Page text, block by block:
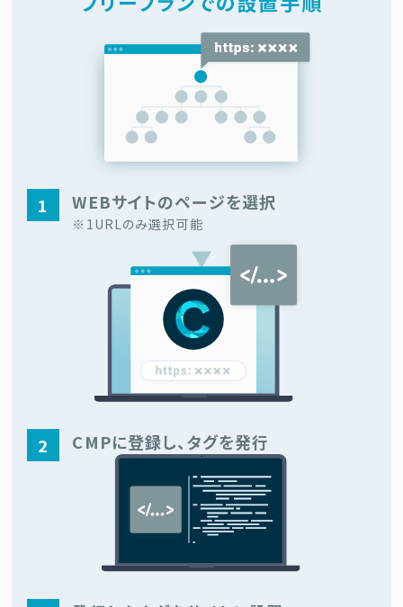
1 WEBサイトのページを選択
※1URLのみ選択可能
2 CMPに登録し、タグを発行